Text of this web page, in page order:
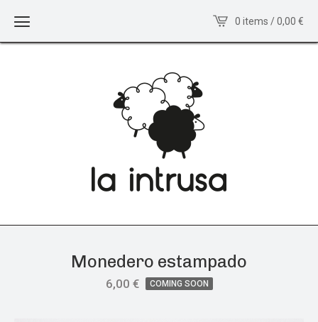
0 items / 0,00 €
Monedero estampado
6,00 € COMING SOON